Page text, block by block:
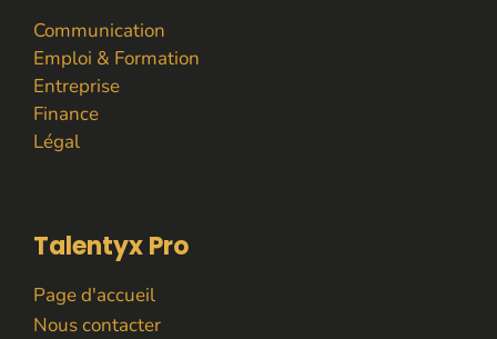
Communication
Emploi & Formation
Entreprise
Finance
Légal
Talentyx Pro
Page d'accueil
Nous contacter